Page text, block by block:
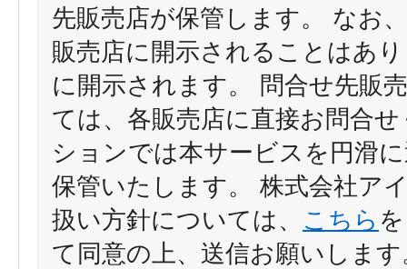
先販売店が保管します。 なお
販売店に開示されることはあ
に開示されます。 問合せ先販
ては、各販売店に直接お問合
ションでは本サービスを円滑
保管いたします。 株式会社ア
扱い方針については、 こちら
て同意の上、送信お願いします